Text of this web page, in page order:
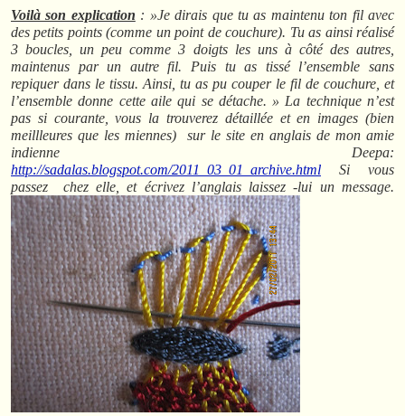
Voilà son explication : »Je dirais que tu as maintenu ton fil avec
des petits points (comme un point de couchure). Tu as ainsi réalisé
3 boucles, un peu comme 3 doigts les uns à côté des autres,
maintenus par un autre fil. Puis tu as tissé l’ensemble sans
repiquer dans le tissu. Ainsi, tu as pu couper le fil de couchure, et
l’ensemble donne cette aile qui se détache. » La technique n’est
pas si courante, vous la trouverez détaillée et en images (bien
meillleures que les miennes) sur le site en anglais de mon amie
indienne Deepa:
http://sadalas.blogspot.com/2011_03_01_archive.html Si vous
passez chez elle, et écrivez l’anglais laissez -lui un message.